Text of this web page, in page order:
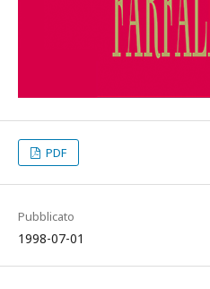
PDF
Pubblicato
1998-07-01